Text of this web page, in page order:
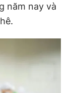
năm nay và